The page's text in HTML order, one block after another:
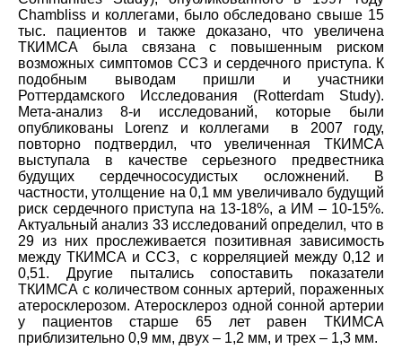
Chambliss и коллегами, было обследовано свыше 15
тыс. пациентов и также доказано, что увеличена
ТКИМСА была связана с повышенным риском
возможных симптомов ССЗ и сердечного приступа. К
подобным выводам пришли и участники
Роттердамского Исследования (Rotterdam Study).
Мета-анализ 8-и исследований, которые были
опубликованы Lorenz и коллегами в 2007 году,
повторно подтвердил, что увеличенная ТКИМСА
выступала в качестве серьезного предвестника
будущих сердечнососудистых осложнений. В
частности, утолщение на 0,1 мм увеличивало будущий
риск сердечного приступа на 13-18%, а ИМ – 10-15%.
Актуальный анализ 33 исследований определил, что в
29 из них прослеживается позитивная зависимость
между ТКИМСА и ССЗ, с корреляцией между 0,12 и
0,51. Другие пытались сопоставить показатели
ТКИМСА с количеством сонных артерий, пораженных
атеросклерозом. Атеросклероз одной сонной артерии
у пациентов старше 65 лет равен ТКИМСА
приблизительно 0,9 мм, двух – 1,2 мм, и трех – 1,3 мм.